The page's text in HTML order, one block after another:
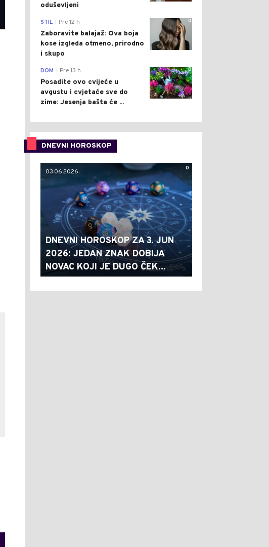
oduševljeni
0
STIL Pre 12 h
Zaboravite balajaž: Ova boja
kose izgleda otmeno, prirodno
i skupo
0
DOM Pre 13 h
Posadite ovo cvijeće u
avgustu i cvjetaće sve do
zime: Jesenja bašta će ...
DNEVNI HOROSKOP
0
03.06.2026.
DNEVNI HOROSKOP ZA 3. JUN
2026: JEDAN ZNAK DOBIJA
NOVAC KOJI JE DUGO ČEK...